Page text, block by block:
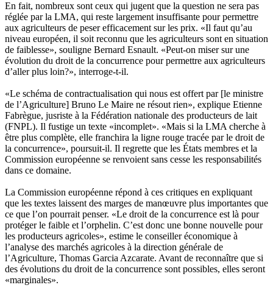
En fait, nombreux sont ceux qui jugent que la question ne sera pas
réglée par la LMA, qui reste largement insuffisante pour permettre
aux agriculteurs de peser efficacement sur les prix. «Il faut qu’au
niveau européen, il soit reconnu que les agriculteurs sont en situation
de faiblesse», souligne Bernard Esnault. «Peut-on miser sur une
évolution du droit de la concurrence pour permettre aux agriculteurs
d’aller plus loin?», interroge-t-il.
«Le schéma de contractualisation qui nous est offert par [le ministre
de l’Agriculture] Bruno Le Maire ne résout rien», explique Etienne
Fabrègue, jusriste à la Fédération nationale des producteurs de lait
(FNPL). Il fustige un texte «incomplet». «Mais si la LMA cherche à
être plus complète, elle franchira la ligne rouge tracée par le droit de
la concurrence», poursuit-il. Il regrette que les États membres et la
Commission européenne se renvoient sans cesse les responsabilités
dans ce domaine.
La Commission européenne répond à ces critiques en expliquant
que les textes laissent des marges de manœuvre plus importantes que
ce que l’on pourrait penser. «Le droit de la concurrence est là pour
protéger le faible et l’orphelin. C’est donc une bonne nouvelle pour
les producteurs agricoles», estime le conseiller économique à
l’analyse des marchés agricoles à la direction générale de
l’Agriculture, Thomas Garcia Azcarate. Avant de reconnaître que si
des évolutions du droit de la concurrence sont possibles, elles seront
«marginales».